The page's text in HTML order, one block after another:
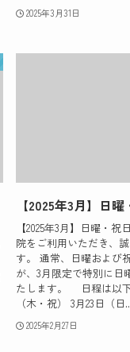
2025年3月31日
【2025年3月】日
【2025年3月】日曜・
院をご利用いただき、
す。 通常、日曜および
が、3月限定で特別に日
たします。 日程は以
（木・祝） 3月23日（日
2025年2月27日